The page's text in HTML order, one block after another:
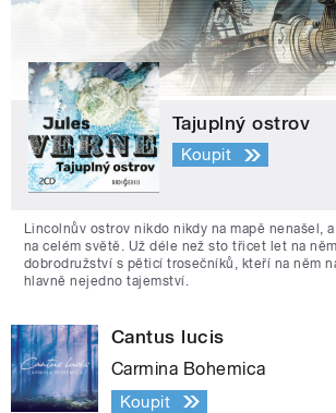
Tajuplný ostrov
Koupit
Lincolnův ostrov nikdo nikdy na mapě nenašel,
na celém světě. Už déle než sto třicet let na
dobrodružství s pěticí trosečníků, kteří na něm
hlavně nejedno tajemství.
Cantus lucis
Carmina Bohemica
Koupit